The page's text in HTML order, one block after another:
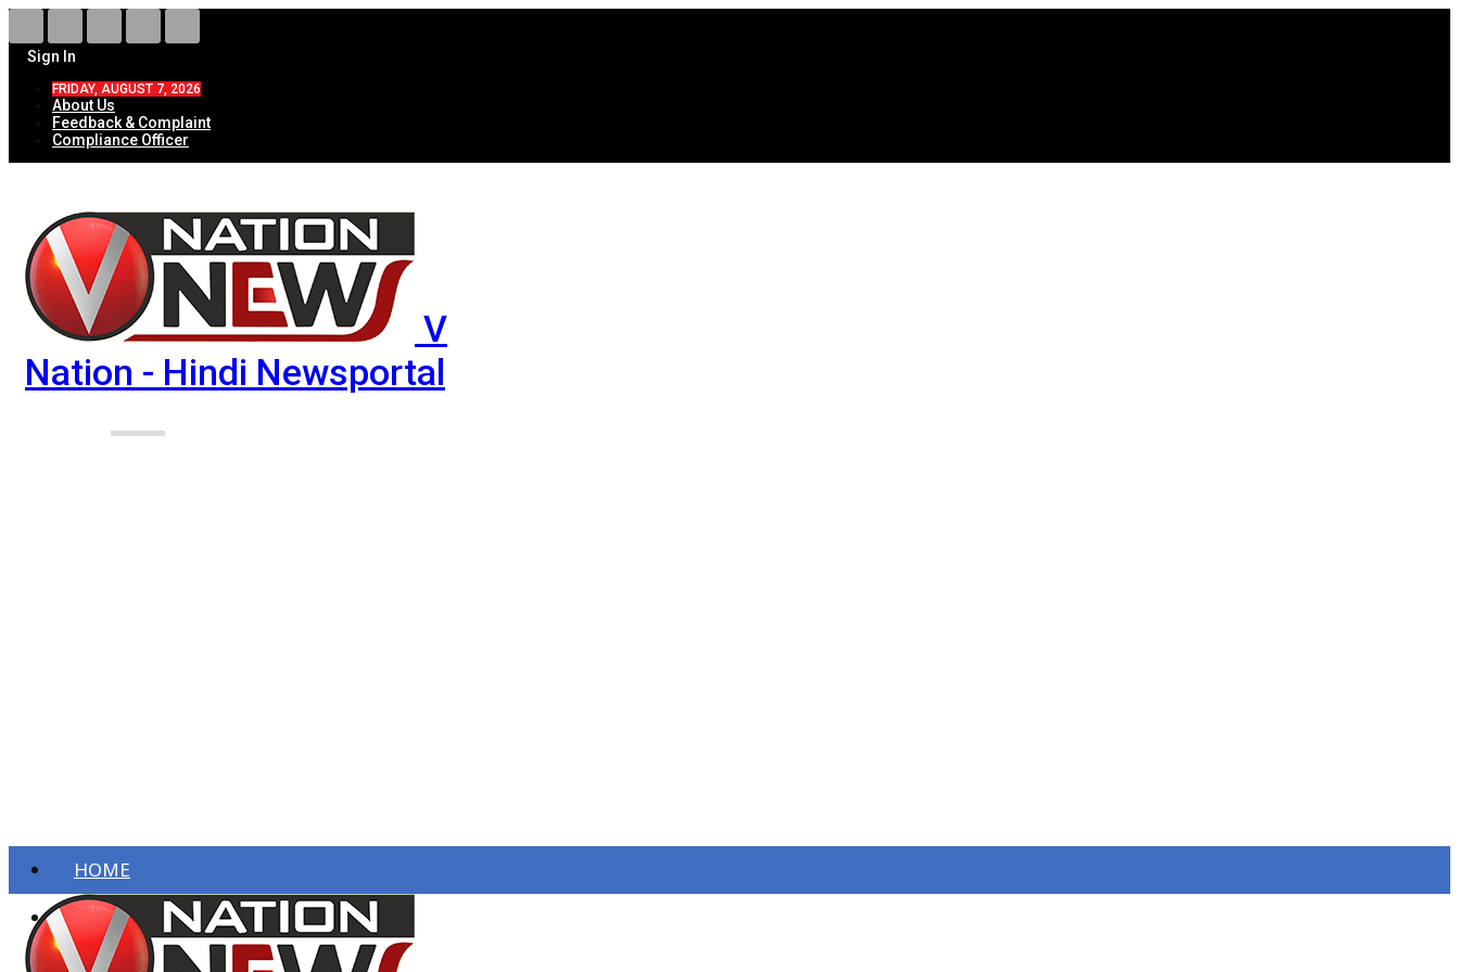
Sign In
FRIDAY, AUGUST 7, 2026
About Us
Feedback & Complaint
Compliance Officer
V
Nation - Hindi Newsportal
HOME
ताज़ा खबरें
देश